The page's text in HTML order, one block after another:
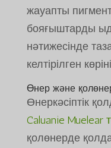
жауапты
бояғыштарды
нәтижесінде
келтірілген
Өнер және
Өнеркәсіптік
Caluanie Muelear
қолөнерде